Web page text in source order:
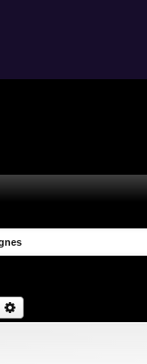
Rechercher